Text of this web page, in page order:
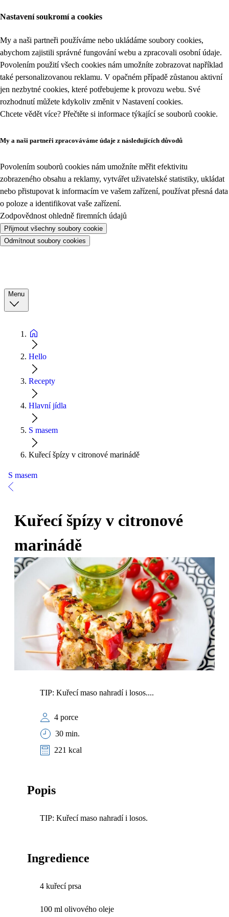
Nastavení soukromí a cookies
My a naši partneři používáme nebo ukládáme soubory cookies,
abychom zajistili správné fungování webu a zpracovali osobní údaje.
Povolením použití všech cookies nám umožníte zobrazovat například
také personalizovanou reklamu. V opačném případě zůstanou aktivní
jen nezbytné cookies, které potřebujeme k provozu webu. Své
rozhodnutí můžete kdykoliv změnit v Nastavení cookies.
Chcete vědět více? Přečtěte si informace týkající se souborů cookie.
My a naši partneři zpracováváme údaje z následujících důvodů
Povolením souborů cookies nám umožníte měřit efektivitu
zobrazeného obsahu a reklamy, vytvářet uživatelské statistiky, ukládat
nebo přistupovat k informacím ve vašem zařízení, používat přesná data
o poloze a identifikovat vaše zařízení.
Zodpovědnost ohledně firemních údajů
Přijmout všechny soubory cookie
Odmítnout soubory cookies
Menu
Hello
Recepty
Hlavní jídla
S masem
Kuřecí špízy v citronové marinádě
S masem
Kuřecí špízy v citronové
marinádě
TIP: Kuřecí maso nahradí i losos....
4 porce
30 min.
221 kcal
Popis
TIP: Kuřecí maso nahradí i losos.
Ingredience
4 kuřecí prsa
100 ml olivového oleje